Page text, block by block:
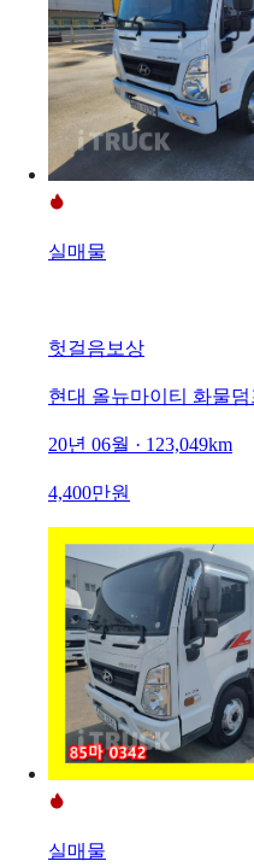
실매물
헛걸음보상
현대 올뉴마이티 화물덤
20년 06월 · 123,049km
4,400만원
실매물